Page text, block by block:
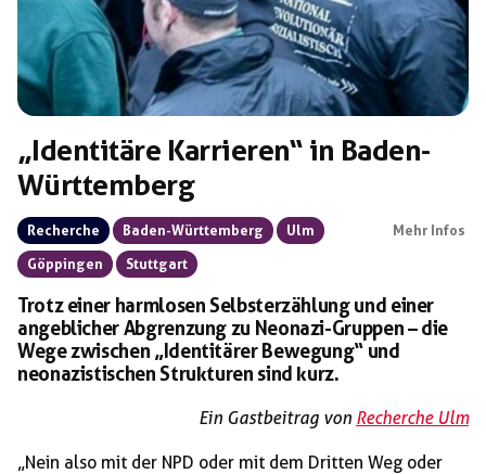
„Identitäre Karrieren“ in Baden-
Württemberg
Recherche Baden-Württemberg Ulm
Göppingen Stuttgart
Mehr Infos
Trotz einer harmlosen Selbsterzählung und einer
angeblicher Abgrenzung zu Neonazi-Gruppen – die
Wege zwischen „Identitärer Bewegung“ und
neonazistischen Strukturen sind kurz.
Ein Gastbeitrag von Recherche Ulm
„Nein also mit der NPD oder mit dem Dritten Weg oder